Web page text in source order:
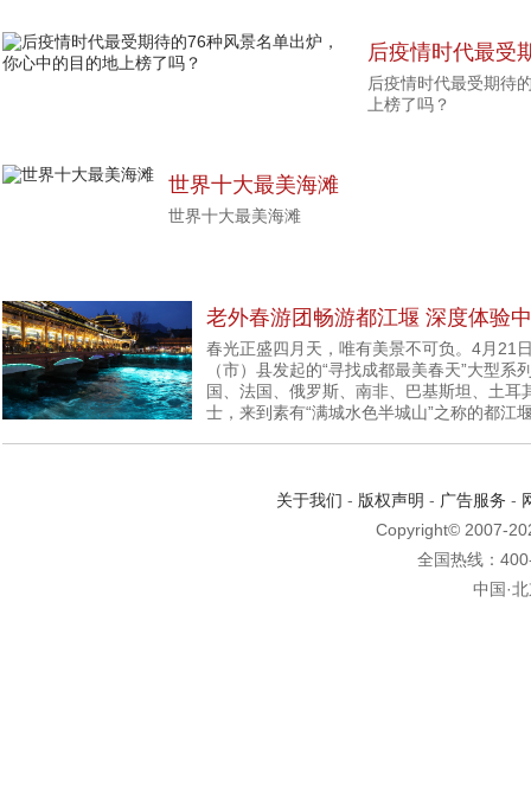
后疫情时代最受
心中的目的地上
后疫情时代最受期待
上榜了吗？
世界十大最美海滩
世界十大最美海滩
老外春游团畅游都江堰 深度体验
春光正盛四月天，唯有美景不可负。4月21
（市）县发起的“寻找成都最美春天”大型
国、法国、俄罗斯、南非、巴基斯坦、土
士，来到素有“满城水色半城山”之称的都江
关于我们 - 版权声明 - 广告服务 -
Copyright© 2007-
全国热线：
中国·